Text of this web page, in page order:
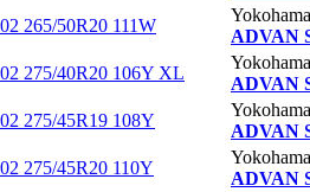
Yokohama
ADVAN
Yokohama
ADVAN
Yokohama
ADVAN
Yokohama
ADVAN